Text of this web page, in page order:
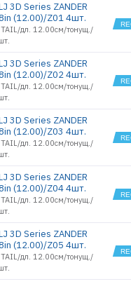
3D Series ZANDER
(12.00)/Z01 4шт.
TAIL/дл. 12.00см/тонущ./
3D Series ZANDER
(12.00)/Z02 4шт.
TAIL/дл. 12.00см/тонущ./
3D Series ZANDER
(12.00)/Z03 4шт.
TAIL/дл. 12.00см/тонущ./
3D Series ZANDER
(12.00)/Z04 4шт.
TAIL/дл. 12.00см/тонущ./
3D Series ZANDER
(12.00)/Z05 4шт.
TAIL/дл. 12.00см/тонущ./